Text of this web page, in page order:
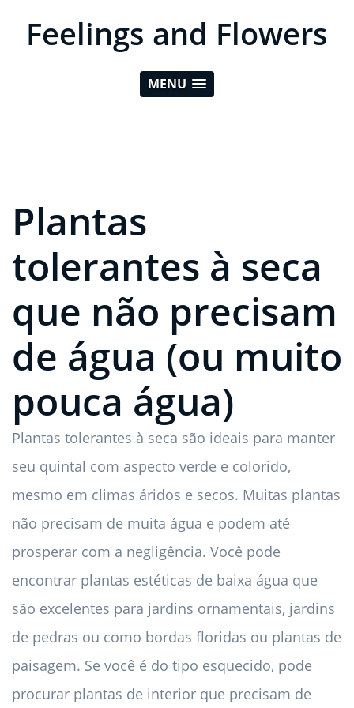
Feelings and Flowers
MENU
Plantas
tolerantes à seca
que não precisam
de água (ou muito
pouca água)
Plantas tolerantes à seca são ideais para manter
seu quintal com aspecto verde e colorido,
mesmo em climas áridos e secos. Muitas plantas
não precisam de muita água e podem até
prosperar com a negligência. Você pode
encontrar plantas estéticas de baixa água que
são excelentes para jardins ornamentais, jardins
de pedras ou como bordas floridas ou plantas de
paisagem. Se você é do tipo esquecido, pode
procurar plantas de interior que precisam de